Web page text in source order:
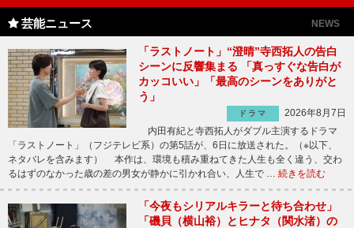
芸能ニュース NEWS
「ラストノート」“澄晴”寺西拓人の告白
シーンに反響集まる 「真っすぐな告白が
カッコいい」「最高のシーンをありがと
う」
ドラマ
2026年8月7日
内田有紀と寺西拓人がダブル主演するドラマ
「ラストノート」（フジテレビ系）の第5話が、6日に放送された。（※以下、
ネタバレを含みます） 本作は、環境も積み重ねてきた人生も全く違う、交わ
るはずのなかった歳の差の男女が静かに引かれ合い、人生で … 続きを読む
「今夜もシリアルキラーと待ち合わせ」
「磯貝（横山裕）とヒナタ（関水渚）の